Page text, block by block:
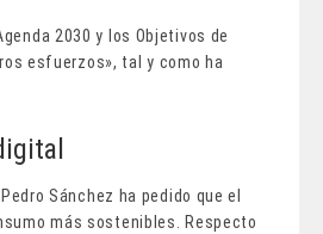
2030 y los Objetivos de
esfuerzos», tal y como ha
Sánchez ha pedido que el
más sostenibles. Respecto